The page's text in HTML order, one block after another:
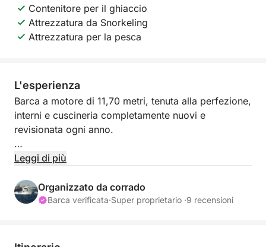
Contenitore per il ghiaccio
Attrezzatura da Snorkeling
Attrezzatura per la pesca
L'esperienza
Barca a motore di 11,70 metri, tenuta alla perfezione,
interni e cuscineria completamente nuovi e
revisionata ogni anno.
La barca si trova ormeggiata allo Yacht Club di
Davvero l’ideale se usata per uscite nel fine
settimana con la famiglia a vedere e fare il bagno
possono raggiungere già in una gita giornaliera sono
Leggi di più
Organizzato da corrado
Barca verificata·Super proprietario ·9 recensioni